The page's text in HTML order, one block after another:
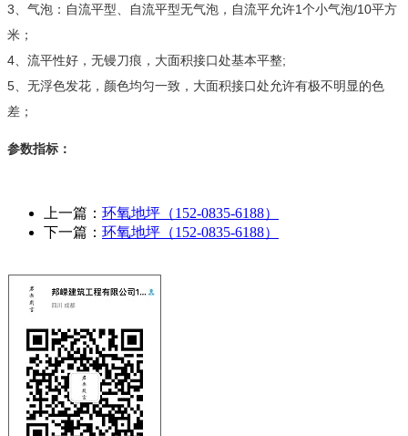
3、气泡：自流平型、自流平型无气泡，自流平允许1个小气泡/10平方
米；
4、流平性好，无镘刀痕，大面积接口处基本平整;
5、无浮色发花，颜色均匀一致，大面积接口处允许有极不明显的色
差；
参数指标：
上一篇： 环氧地坪（152-0835-6188）
下一篇： 环氧地坪（152-0835-6188）